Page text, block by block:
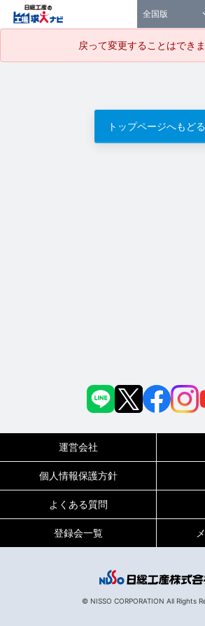
全国版
戻って変更することはできま
トップページへもどる
運営会社
個人情報保護方針
よくある質問
登録会一覧
© NISSO CORPORATION All Rights